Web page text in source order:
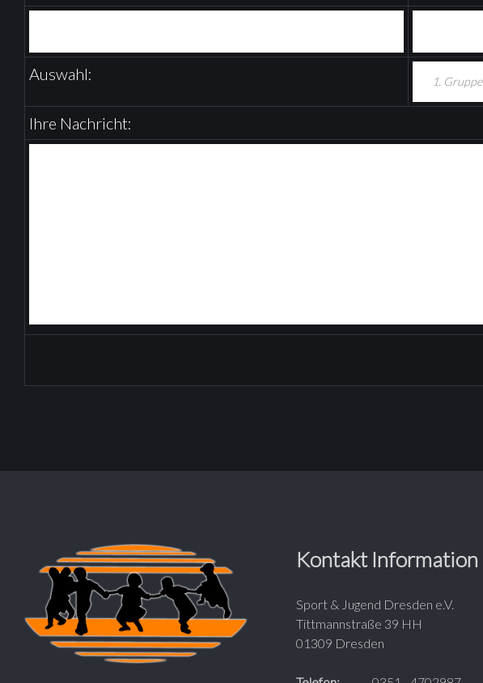
O
N
N
T
A
Auswahl:
Ihre Nachricht:
Kontakt Information
Sport & Jugend Dresden e.V.
Tittmannstraße 39 HH
01309 Dresden